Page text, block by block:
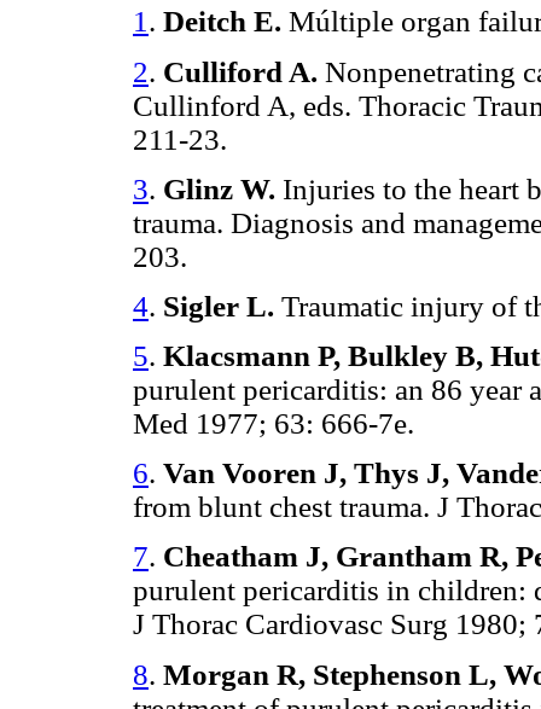
1 . Deitch E. Múltiple organ
2. Culliford A. Nonpenetrating
Cullinford A, eds. Thoracic
211-23.
3. Glinz W. Injuries to the heart
trauma. Diagnosis and
203.
4. Sigler L. Traumatic injury of
5. Klacsmann P, Bulkley B,
purulent pericarditis: an 86 year
Med 1977; 63: 666-7e.
6. Van Vooren J, Thys J,
from blunt chest trauma. J
7. Cheatham J, Grantham R,
purulent pericarditis in children:
J Thorac Cardiovasc Surg 1980;
8. Morgan R, Stephenson L,